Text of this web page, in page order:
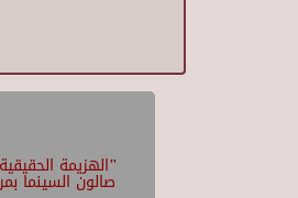
"الهزيمة
صالون السينما